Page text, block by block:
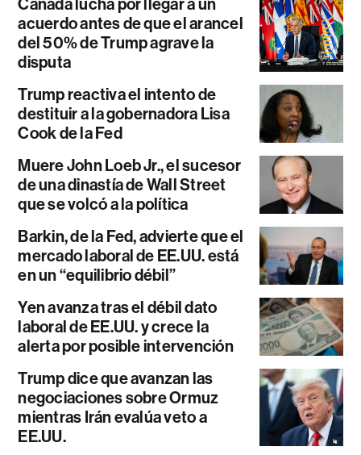
Canadá lucha por llegar a un
acuerdo antes de que el arancel
del 50% de Trump agrave la
disputa
Trump reactiva el intento de
destituir a la gobernadora Lisa
Cook de la Fed
Muere John Loeb Jr., el sucesor
de una dinastía de Wall Street
que se volcó a la política
Barkin, de la Fed, advierte que el
mercado laboral de EE.UU. está
en un “equilibrio débil”
Yen avanza tras el débil dato
laboral de EE.UU. y crece la
alerta por posible intervención
Trump dice que avanzan las
negociaciones sobre Ormuz
mientras Irán evalúa veto a
EE.UU.